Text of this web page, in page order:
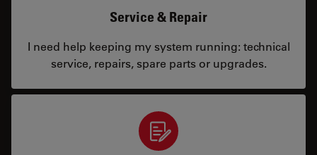
Service & Repair
I need help keeping my system running: technical
service, repairs, spare parts or upgrades.